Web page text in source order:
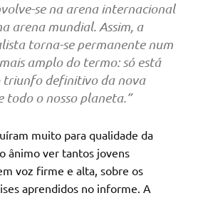
se na arena internacional
arena mundial. Assim, a
torna-se permanente num
amplo do termo: só está
triunfo definitivo da nova
todo o nosso planeta.”
muito para qualidade da
ânimo ver tantos jovens
voz firme e alta, sobre os
aprendidos no informe. A